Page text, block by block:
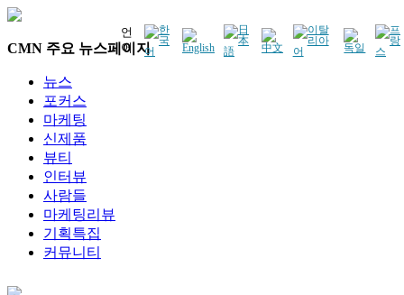
언
어
CMN 주요 뉴스페이지
뉴스
포커스
마케팅
신제품
뷰티
인터뷰
사람들
마케팅리뷰
기획특집
커뮤니티